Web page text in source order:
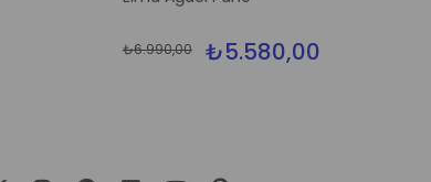
₺5.580,00
₺6.990,00